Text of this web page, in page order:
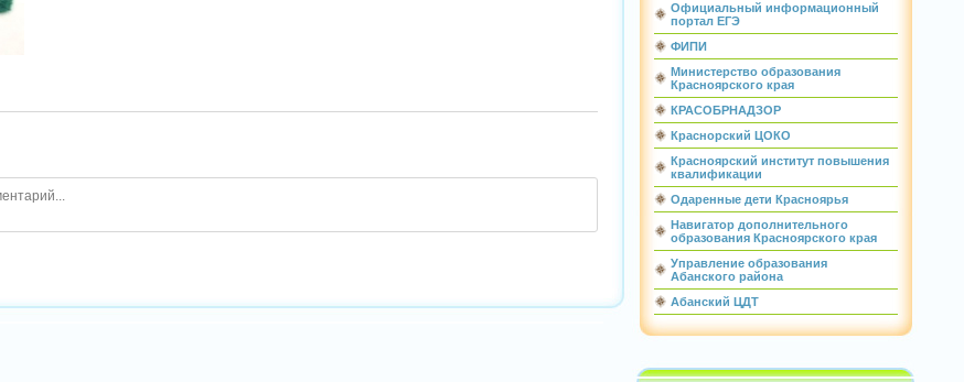
Официальный информационный
портал ЕГЭ
ФИПИ
Министерство образования
Красноярского края
КРАСОБРНАДЗОР
Краснорский ЦОКО
Красноярский институт повышения
квалификации
Одаренные дети Красноярья
Навигатор дополнительного
образования Красноярского края
Управление образования
Абанского района
Абанский ЦДТ